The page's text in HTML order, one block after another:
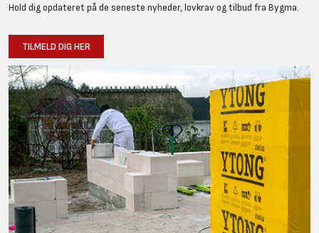
Hold dig opdateret på de seneste nyheder, lovkrav og tilbud fra Bygma.
TILMELD DIG HER